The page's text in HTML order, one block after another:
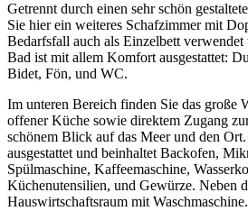
Getrennt durch einen sehr schön
Sie hier ein weiteres Schafzimmer mit
Bedarfsfall auch als Einzelbett verwendet
Bad ist mit allem Komfort ausgestattet:
Bidet, Fön, und WC.
Im unteren Bereich finden Sie das große
offener Küche sowie direktem Zugang
schönem Blick auf das Meer und den
ausgestattet und beinhaltet Backofen,
Spülmaschine, Kaffeemaschine,
Küchenutensilien, und Gewürze. Neben
Hauswirtschaftsraum mit Waschmaschine.